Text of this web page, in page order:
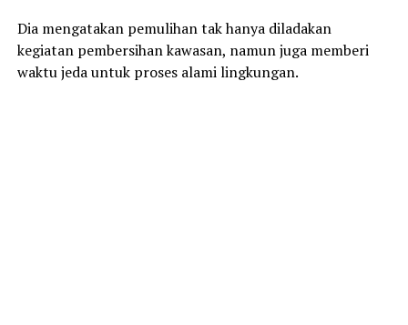
Dia mengatakan pemulihan tak hanya diladakan
kegiatan pembersihan kawasan, namun juga memberi
waktu jeda untuk proses alami lingkungan.